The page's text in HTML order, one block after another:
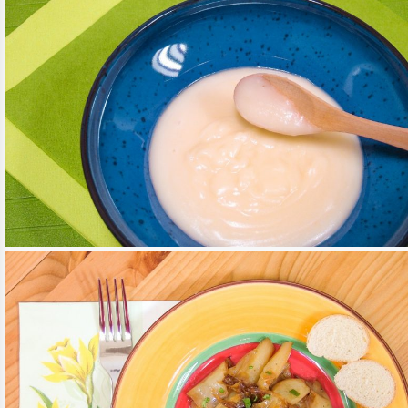
VEGÁN BESAMEL
TOVÁBB OLVASOM ITEMS/MAGYAROS KONYHA/MEDITERRÁN KONYHA